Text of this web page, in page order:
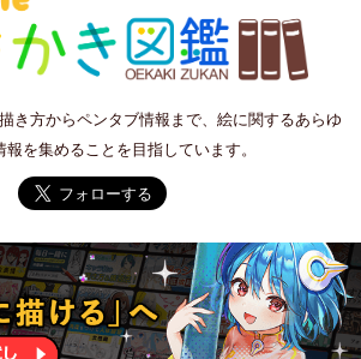
き方からペンタブ情報まで、絵に関するあらゆ
報を集めることを目指しています。